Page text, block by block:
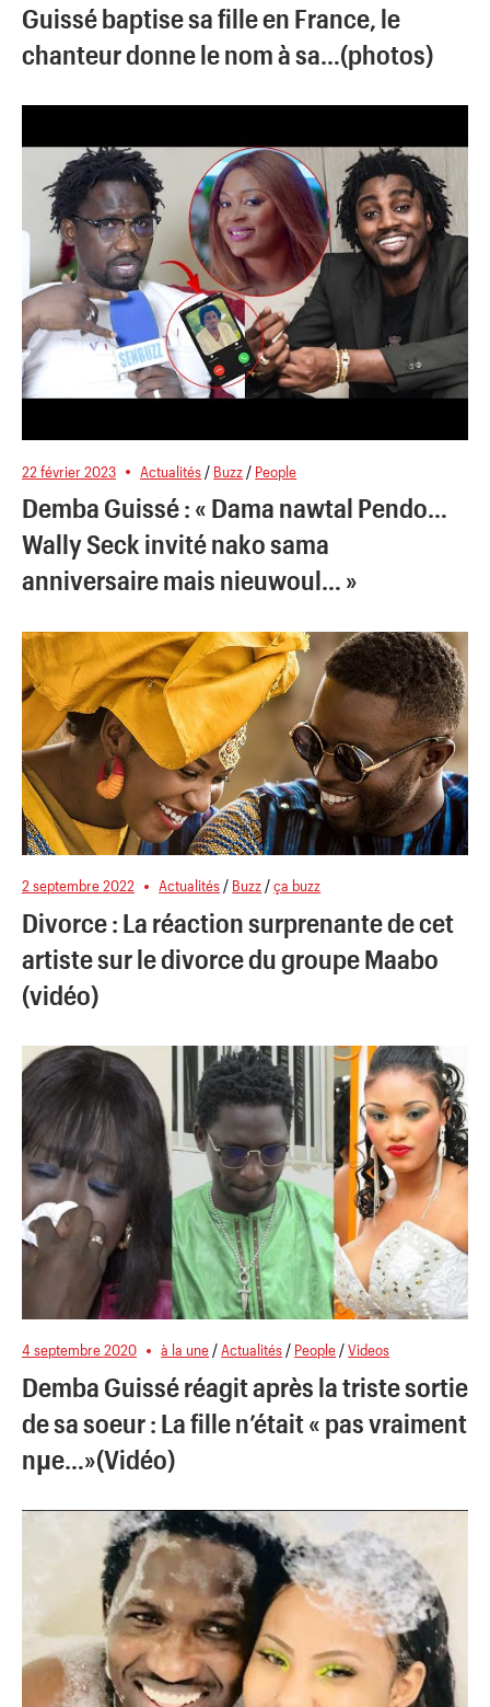
Guissé baptise sa fille en France, le
chanteur donne le nom à sa…(photos)
22 février 2023 Actualités / Buzz / People
Demba Guissé : « Dama nawtal Pendo…
Wally Seck invité nako sama
anniversaire mais nieuwoul… »
2 septembre 2022 Actualités / Buzz /ça buzz
Divorce : La réaction surprenante de cet
artiste sur le divorce du groupe Maabo
(vidéo)
4 septembre 2020 à la une /Actualités / People /Videos
Demba Guissé réagit après la triste sortie
de sa soeur : La fille n’était « pas vraiment
nµe…»(Vidéo)